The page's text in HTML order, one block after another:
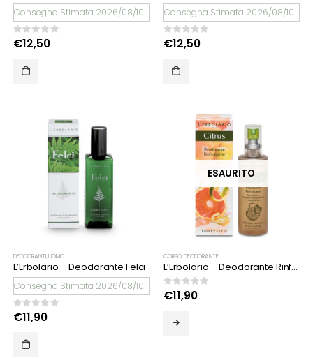
Consegna Stimata 2026/08/10
0Su 5
€12,50
Consegna Stimata 2026/08/10
0Su 5
€12,50
DEODORANTI,UOMO
L’Erbolario – Deodorante Felci
Consegna Stimata 2026/08/10
0Su 5
€11,90
ESAURITO
CORPO,DEODORANTE
L’Erbolario – Deodorante Rinfrescante Citrus
0Su 5
€11,90